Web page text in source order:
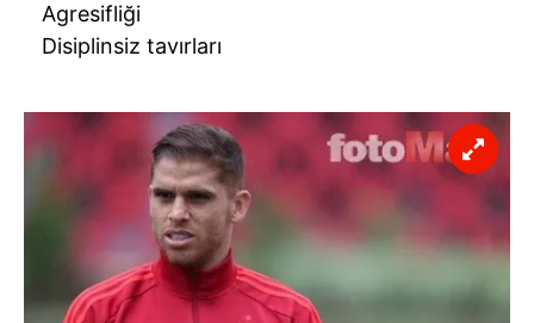
Agresifliği
Disiplinsiz tavırları